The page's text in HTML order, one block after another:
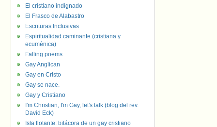
El cristiano indignado
El Frasco de Alabastro
Escrituras Inclusivas
Espiritualidad caminante (cristiana y
ecuménica)
Falling poems
Gay Anglican
Gay en Cristo
Gay se nace.
Gay y Cristiano
I'm Christian, I'm Gay, let's talk (blog del rev.
David Eck)
Isla flotante: bitácora de un gay cristiano